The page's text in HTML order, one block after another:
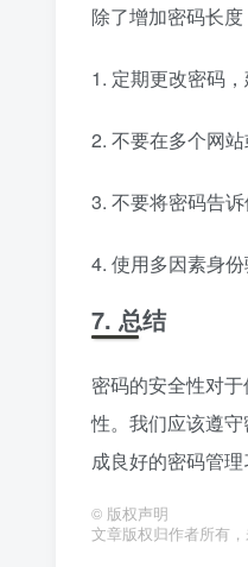
除了增加密码长
1. 定期更改密码，
2. 不要在多个网站
3. 不要将密码告诉
4. 使用多因素身份
7. 总结
密码的安全性对
性。我们应该遵
成良好的密码管
© 版权声明
文章版权归作者所有，